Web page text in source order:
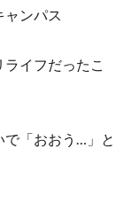
ャンパス
イフだったこ
で「おおう…」と